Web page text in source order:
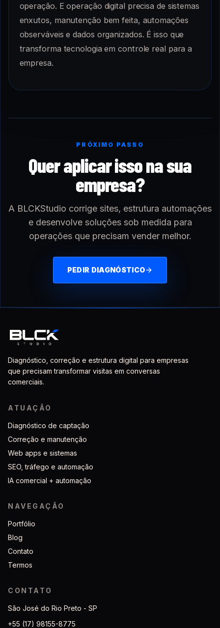
operação. E operação digital precisa de sistemas
enxutos, manutenção bem feita, automações
observáveis e dados organizados. É isso que
transforma tecnologia em controle real para a
empresa.
PRÓXIMO PASSO
Quer aplicar isso na sua
empresa?
A BLCKStudio corrige sites, estrutura automações
e desenvolve soluções sob medida para
operações que precisam vender melhor.
PEDIR DIAGNÓSTICO
Diagnóstico, correção e estrutura digital para empresas
que precisam transformar visitas em conversas
comerciais.
ATUAÇÃO
Diagnóstico de captação
Correção e manutenção
Web apps e sistemas
SEO, tráfego e automação
IA comercial + automação
NAVEGAÇÃO
Portfólio
Blog
Contato
Termos
CONTATO
São José do Rio Preto - SP
+55 (17) 98155-8775